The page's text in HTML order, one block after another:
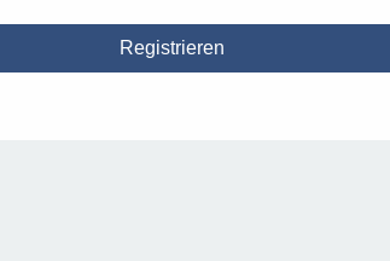
Registrieren